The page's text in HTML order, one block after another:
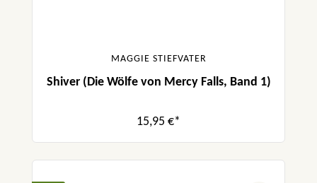
MAGGIE STIEFVATER
Shiver (Die Wölfe von Mercy Falls, Band 1)
15,95 €*